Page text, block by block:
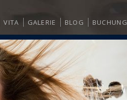
VITA GALERIE BLOG BUCHUNG